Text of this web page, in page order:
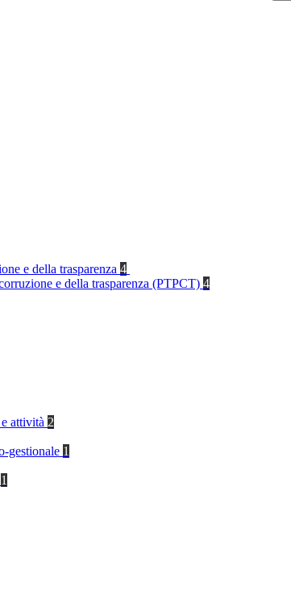
e della trasparenza 4
e della trasparenza (PTPCT) 4
attività 2
gestionale 1
1